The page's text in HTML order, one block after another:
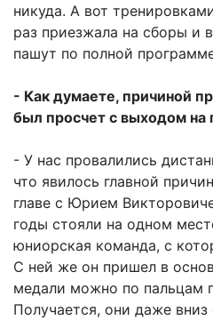
никуда. А вот
раз приезжала на сборы и
пашут по полной
- Как думаете, причиной
был просчет с выходом
- У нас провалились
что явилось главной
главе с Юрием
годы стояли на одном
юниорская команда, с
С ней же он пришел в
медали можно по пальцам
Получается, они даже вниз